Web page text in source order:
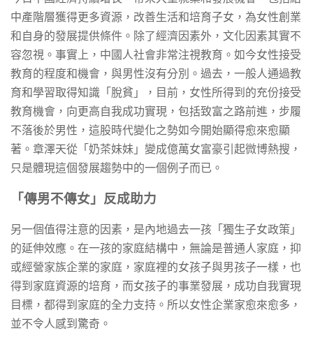
中產階層獲得更多資源，改善生活和培育子女，為女性創業
和自身的發展提供條件。除了經濟因素外，文化因素其實不
容忽視。事實上，中國人社會非常注視教育。如今女性接受
教育的程度和機會，與男性沒有分別。過去，一般人通過教
育和學習取得知識「脫貧」，目前，女性所得到的充份接受
教育機會，向更高自我成功實現，包括致富之路前進，步履
不落後於男性，這股時代變化之勢如今開始顯得愈來愈顯
著。章澤天從「奶茶妹妹」變成億萬女富豪引起微博熱搜，
只是體現這個發展趨勢中的一個例子而已。
「傳男不傳女」反成助力
另一個值得注意的因素，是內地過去一孩「獨生子女政策」
的延伸效應。在一孩的家庭結構中，無論是普通人家庭，抑
或經營家族企業的家庭，家庭裡的女孩子與男孩子一樣，也
得到家庭資源的培育，而女孩子的事業發展，成功自我實現
目標，都得到家庭的全力支持。所以女性企業家愈來愈多，
並不令人感到驚奇。